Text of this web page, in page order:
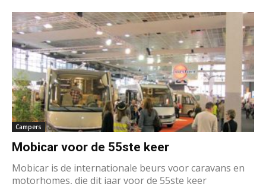
Campers
Mobicar voor de 55ste keer
Mobicar is de internationale beurs voor caravans en
motorhomes, die dit jaar voor de 55ste keer